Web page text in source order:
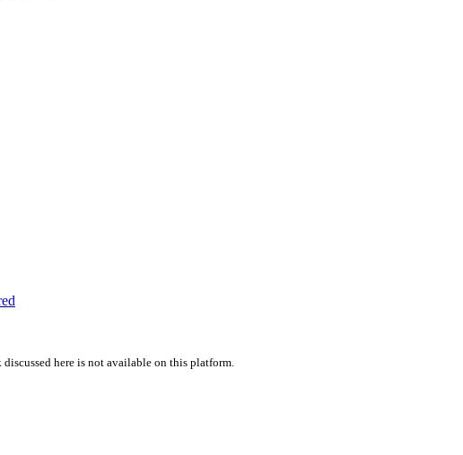
here is not available on this platform.